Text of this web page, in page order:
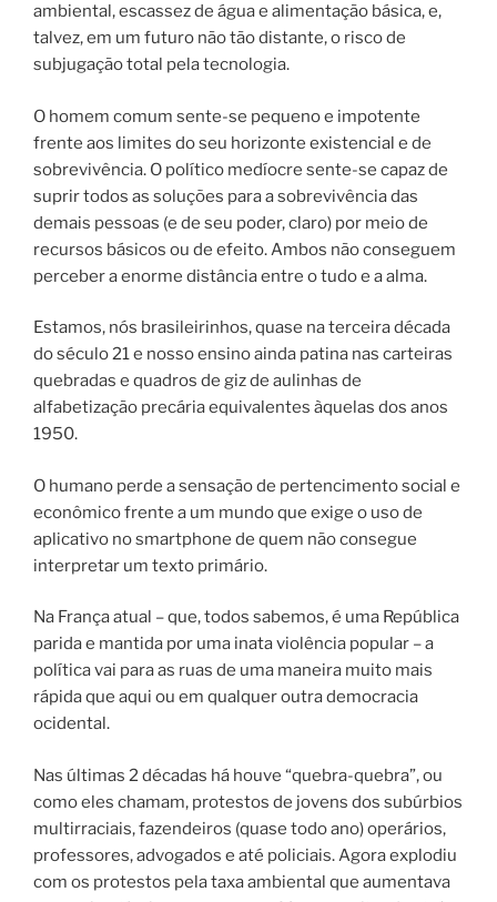
ambiental, escassez de água e alimentação básica, e,
talvez, em um futuro não tão distante, o risco de
subjugação total pela tecnologia.
O homem comum sente-se pequeno e impotente
frente aos limites do seu horizonte existencial e de
sobrevivência. O político medíocre sente-se capaz de
suprir todos as soluções para a sobrevivência das
demais pessoas (e de seu poder, claro) por meio de
recursos básicos ou de efeito. Ambos não conseguem
perceber a enorme distância entre o tudo e a alma.
Estamos, nós brasileirinhos, quase na terceira década
do século 21 e nosso ensino ainda patina nas carteiras
quebradas e quadros de giz de aulinhas de
alfabetização precária equivalentes àquelas dos anos
1950.
O humano perde a sensação de pertencimento social e
econômico frente a um mundo que exige o uso de
aplicativo no smartphone de quem não consegue
interpretar um texto primário.
Na França atual – que, todos sabemos, é uma República
parida e mantida por uma inata violência popular – a
política vai para as ruas de uma maneira muito mais
rápida que aqui ou em qualquer outra democracia
ocidental.
Nas últimas 2 décadas há houve “quebra-quebra”, ou
como eles chamam, protestos de jovens dos subúrbios
multirraciais, fazendeiros (quase todo ano) operários,
professores, advogados e até policiais. Agora explodiu
com os protestos pela taxa ambiental que aumentava